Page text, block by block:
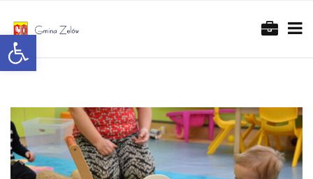
Otwórz pasek narzędzi